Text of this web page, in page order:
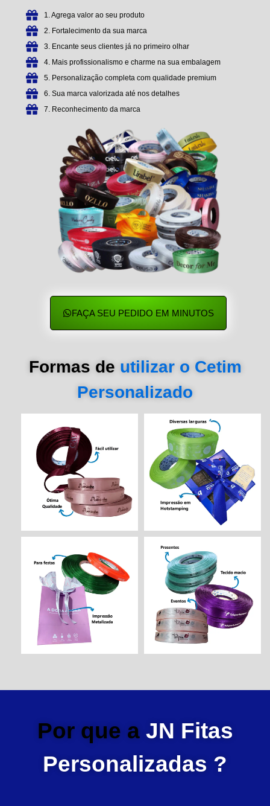
1. Agrega valor ao seu produto
2. Fortalecimento da sua marca
3. Encante seus clientes já no primeiro olhar
4. Mais profissionalismo e charme na sua embalagem
5. Personalização completa com qualidade premium
6. Sua marca valorizada até nos detalhes
7. Reconhecimento da marca
FAÇA SEU PEDIDO EM MINUTOS
Formas de utilizar o Cetim
Personalizado
Por que a JN Fitas
Personalizadas ?